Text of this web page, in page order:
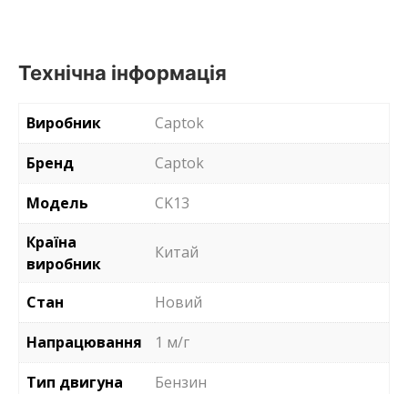
Технічна інформація
Виробник
Captok
Бренд
Captok
Модель
CK13
Країна
виробник
Китай
Стан
Новий
Напрацювання
1 м/г
Тип двигуна
Бензин